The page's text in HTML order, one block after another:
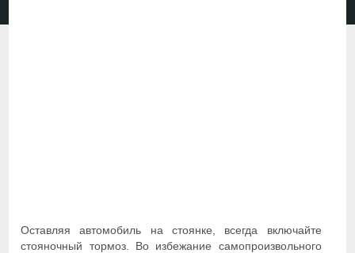
Оставляя автомобиль на стоянке, всегда включайте
стояночный тормоз. Во избежание самопроизвольного